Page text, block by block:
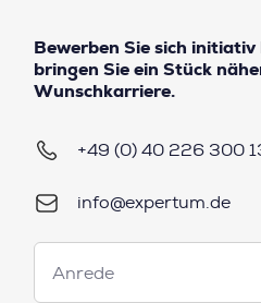
Bewerben Sie sich
bringen Sie ein Stück
Wunschkarriere.
+49 (0) 40 226 300
info@expertum.de
Anrede
Anrede